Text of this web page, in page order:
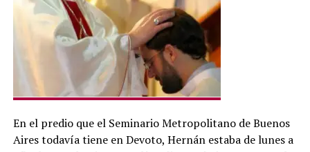
En el predio que el Seminario Metropolitano de Buenos
Aires todavía tiene en Devoto, Hernán estaba de lunes a